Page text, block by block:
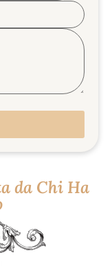
da Chi Ha